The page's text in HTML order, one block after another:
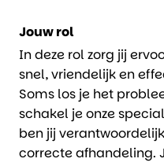
Jouw rol
In deze rol zorg jij
snel, vriendelijk en
Soms los je het
schakel je onze
ben jij
correcte afhandeling.